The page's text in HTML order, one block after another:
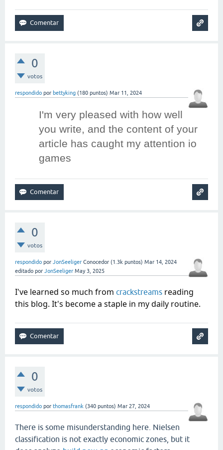
0
votos
respondido por bettyking (180 puntos) Mar 11, 2024
I'm very pleased with how well
you write, and the content of your
article has caught my attention io
games
0
votos
respondido por JonSeeliger Conocedor (1.3k puntos) Mar 14, 2024
editado por JonSeeliger May 3, 2025
I've learned so much from crackstreams reading
this blog. It's become a staple in my daily routine.
0
votos
respondido por thomasfrank (340 puntos) Mar 27, 2024
There is some misunderstanding here. Nielsen
classification is not exactly economic zones, but it